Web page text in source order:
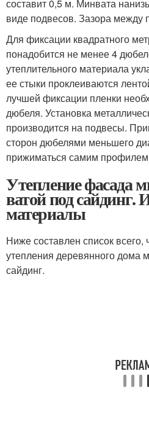
составит 0,5 м. Минвата
виде подвесов. Зазора между
Для фиксации квадратного
понадобится не менее 4
утеплительного материала
ее стыки проклеиваются
лучшей фиксации пленки
дюбеля. Установка
производится на подвесы.
сторон дюбелями меньшего
прижиматься самим
Утепление фасада
ватой под
материалы
Ниже составлен список всего,
утепления деревянного дома
сайдинг.